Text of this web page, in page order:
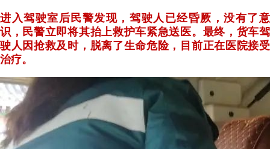
进入驾驶室后民警发现，驾驶人已经昏厥，没有了意
识，民警立即将其抬上救护车紧急送医。最终，货车驾
驶人因抢救及时，脱离了生命危险，目前正在医院接受
治疗。